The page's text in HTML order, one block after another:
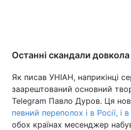
Останні скандали
Як писав УНІАН, наприкінці
заарештований основний
Telegram Павло Дуров. Ця
певний переполох і в Росії, і в
обох країнах месенджер